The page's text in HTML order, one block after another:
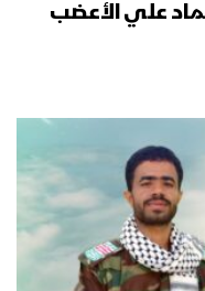
علي الأعضب